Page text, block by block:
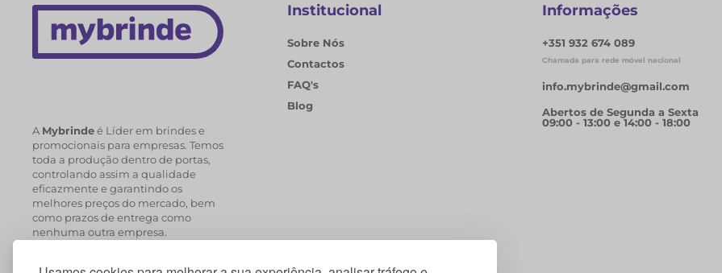
A Mybrindeé Líder em brindes e
promocionais para empresas. Temos
toda a produção dentro de portas,
controlando assim a qualidade
eficazmente e garantindo os
melhores preços do mercado, bem
como prazos de entrega como
nenhuma outra empresa.
Institucional
Sobre Nós
Contactos
FAQ's
Blog
Informações
+351 932 674 089
Chamada para rede móvel nacional
info.mybrinde@gmail.com
Abertos de Segunda a Sexta
09:00 - 13:00 e 14:00 - 18:00